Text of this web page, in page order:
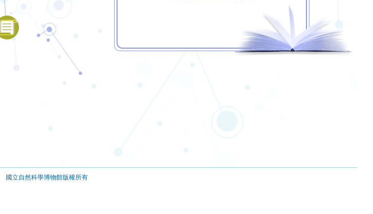
國立自然科學博物館版權所有